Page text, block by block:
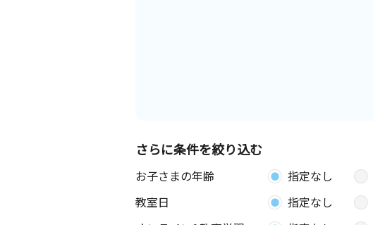
さらに条件を絞り込む
お子さまの年齢 指定なし
教室日
指定なし